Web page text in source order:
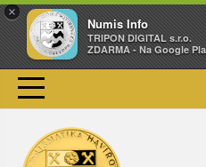
×
Numis Info
TRIPON DIGITAL s.r.o.
ZDARMA - Na Google